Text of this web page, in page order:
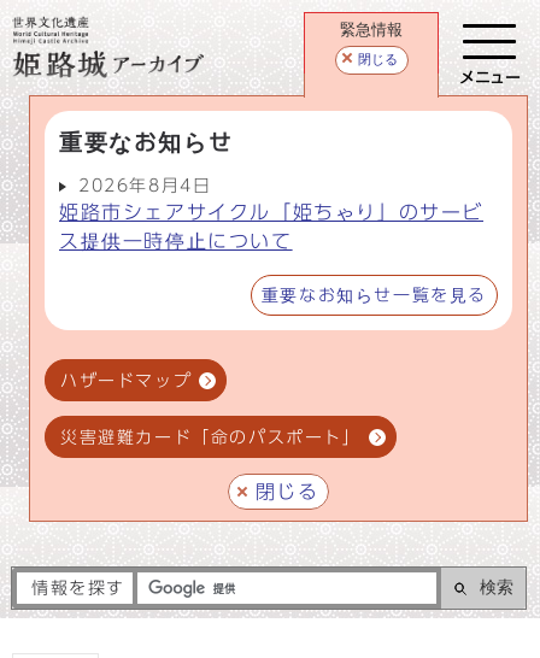
緊急情報
閉じる
重要なお知らせ
2026年8月4日
姫路市シェアサイクル「姫ちゃり」のサービ
ス提供一時停止について
重要なお知らせ一覧を見る
ハザードマップ
災害避難カード「命のパスポート」
閉じる
メニュー
情報を探す 検索